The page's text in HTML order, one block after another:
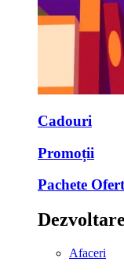
Cadouri
Promoții
Pachete
Afaceri